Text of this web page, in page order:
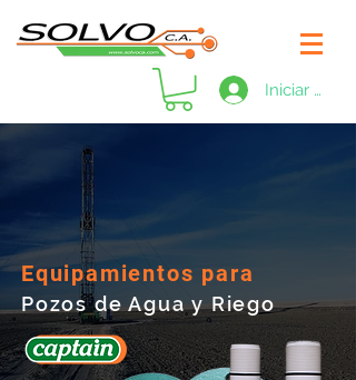
Iniciar sesión
Equipamientos para
Pozos de Aguay Riego